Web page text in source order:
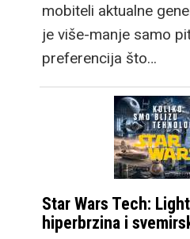
mobiteli aktualne
je više-manje samo
preferencija što…
Star Wars Tech:
hiperbrzina i